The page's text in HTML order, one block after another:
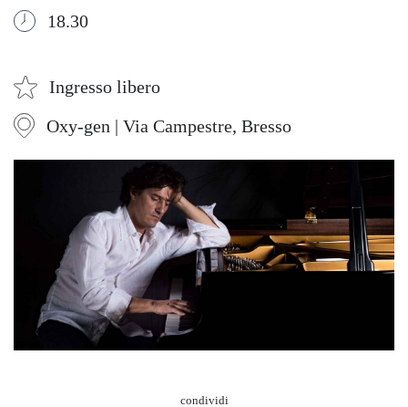
18.30
Ingresso libero
Oxy-gen | Via Campestre, Bresso
condividi